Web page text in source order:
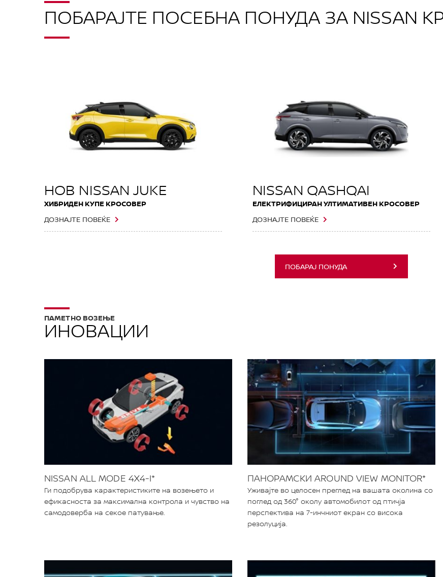
ПОБАРАЈТЕ ПОСЕБНА ПОНУДА ЗА NISSAN
НОВ NISSAN JUKE
ХИБРИДЕН КУПЕ КРОСОВЕР
ДОЗНАЈТЕ ПОВЕЌЕ
NISSAN QASHQAI
ЕЛЕКТРИФИЦИРАН УЛТИМАТИВЕН КРОСОВЕР
ДОЗНАЈТЕ ПОВЕЌЕ
ПОБАРАЈ ПОНУДА
ИНОВАЦИИ
ПАМЕТНО ВОЗЕЊЕ
NISSAN ALL MODE 4X4-I*
Ги подобрува карактеристиките на возењето и
ефикасноста за максимална контрола и чувство на
самодоверба на секое патување.
ПАНОРАМСКИ AROUND VIEW MONITOR*
Уживајте во целосен преглед на вашата околина со
поглед од 360° околу автомобилот од птичја
перспектива на 7-инчниот екран со висока
резолуција.